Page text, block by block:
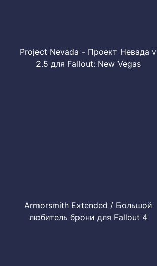
Project Nevada - Проект Невада v
2.5 для Fallout: New Vegas
Armorsmith Extended / Большой
любитель брони для Fallout 4